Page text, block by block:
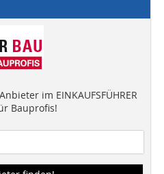
im EINKAUFSFÜHRER
Bauprofis!